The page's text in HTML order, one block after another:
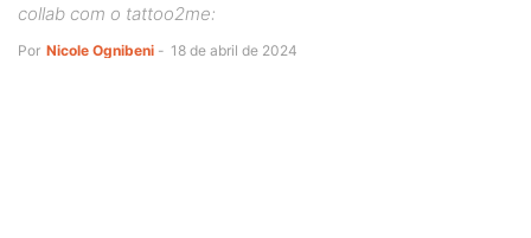
collab com o tattoo2me:
Por Nicole Ognibeni - 18 de abril de 2024